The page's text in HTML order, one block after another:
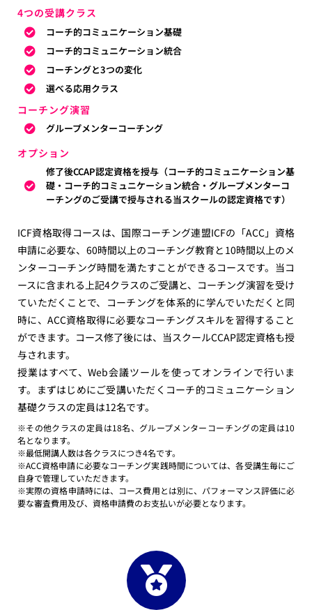
4つの受講クラス
コーチ的コミュニケーション基礎
コーチ的コミュニケーション統合
コーチングと3つの変化
選べる応用クラス
コーチング演習
グループメンターコーチング
オプション
修了後CCAP認定資格を授与（コーチ的コミュニケーション基
礎・コーチ的コミュニケーション統合・グループメンターコ
ーチングのご受講で授与される当スクールの認定資格です）
ICF資格取得コースは、国際コーチング連盟ICFの「ACC」資格
申請に必要な、 60時間以上のコーチング教育と10時間以上のメ
ンターコーチング時間を満たすことができる コースです。当コ
ースに含まれる上記4クラスのご受講と、コーチング演習を受け
ていただくことで、コーチングを体系的に学んでいただくと同
時に、ACC資格取得に必要なコーチングスキルを習得すること
ができます。コース修了後には、当スクールCCAP認定資格も授
与されます。
授業はすべて、Web会議ツールを使ってオンラインで行いま
す。まずはじめにご受講いただくコーチ的コミュニケーション
基礎クラスの定員は12名です。
※その他クラスの定員は18名、グループメンターコーチングの定員は10
名となります。
※最低開講人数は各クラスにつき4名です。
※ACC資格申請に必要なコーチング実践時間については、各受講生毎にご
自身で管理していただきます。
※実際の資格申請時には、コース費用とは別に、パフォーマンス評価に必
要な審査費用及び、資格申請費のお支払いが必要となります。